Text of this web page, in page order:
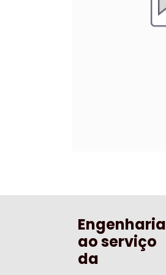
Engenharia
ao serviço
da